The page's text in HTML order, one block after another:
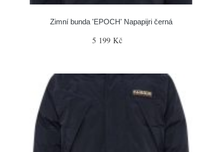
Zimní bunda 'EPOCH' Napapijri černá
5 199 Kč